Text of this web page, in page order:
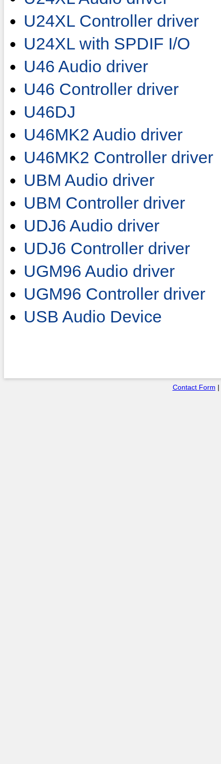
U24XL Controller driver
U24XL with SPDIF I/O
U46 Audio driver
U46 Controller driver
U46DJ
U46MK2 Audio driver
U46MK2 Controller driver
UBM Audio driver
UBM Controller driver
UDJ6 Audio driver
UDJ6 Controller driver
UGM96 Audio driver
UGM96 Controller driver
USB Audio Device
Contact Form |